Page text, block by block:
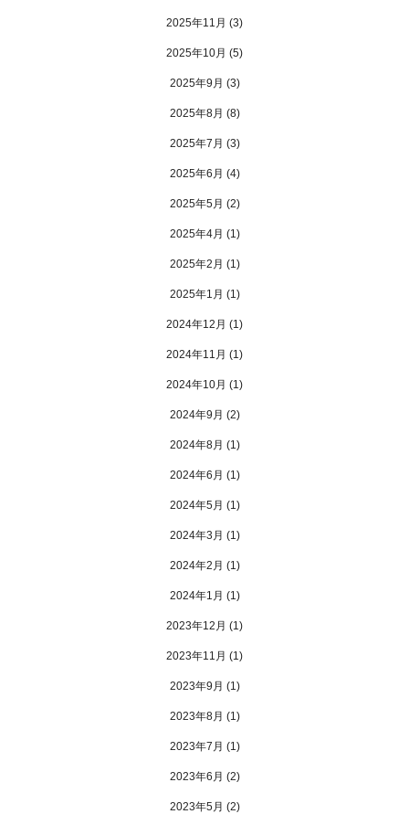
2025年11月 (3)
2025年10月 (5)
2025年9月 (3)
2025年8月 (8)
2025年7月 (3)
2025年6月 (4)
2025年5月 (2)
2025年4月 (1)
2025年2月 (1)
2025年1月 (1)
2024年12月 (1)
2024年11月 (1)
2024年10月 (1)
2024年9月 (2)
2024年8月 (1)
2024年6月 (1)
2024年5月 (1)
2024年3月 (1)
2024年2月 (1)
2024年1月 (1)
2023年12月 (1)
2023年11月 (1)
2023年9月 (1)
2023年8月 (1)
2023年7月 (1)
2023年6月 (2)
2023年5月 (2)